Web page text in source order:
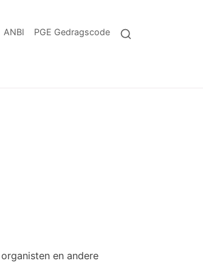
ANBI PGE Gedragscode
en andere